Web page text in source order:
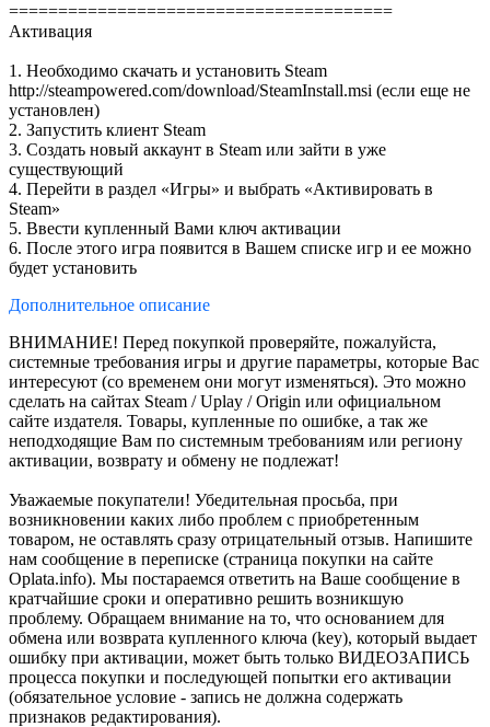
=======================================
Активация
1. Необходимо скачать и установить Steam
http://steampowered.com/download/SteamInstall.msi (если еще не
установлен)
2. Запустить клиент Steam
3. Создать новый аккаунт в Steam или зайти в уже
существующий
4. Перейти в раздел «Игры» и выбрать «Активировать в
Steam»
5. Ввести купленный Вами ключ активации
6. После этого игра появится в Вашем списке игр и ее можно
будет установить
Дополнительное описание
ВНИМАНИЕ! Перед покупкой проверяйте, пожалуйста,
системные требования игры и другие параметры, которые Вас
интересуют (со временем они могут изменяться). Это можно
сделать на сайтах Steam / Uplay / Origin или официальном
сайте издателя. Товары, купленные по ошибке, а так же
неподходящие Вам по системным требованиям или региону
активации, возврату и обмену не подлежат!
Уважаемые покупатели! Убедительная просьба, при
возникновении каких либо проблем с приобретенным
товаром, не оставлять сразу отрицательный отзыв. Напишите
нам сообщение в переписке (страница покупки на сайте
Oplata.info). Мы постараемся ответить на Ваше сообщение в
кратчайшие сроки и оперативно решить возникшую
проблему. Обращаем внимание на то, что основанием для
обмена или возврата купленного ключа (key), который выдает
ошибку при активации, может быть только ВИДЕОЗАПИСЬ
процесса покупки и последующей попытки его активации
(обязательное условие - запись не должна содержать
признаков редактирования).